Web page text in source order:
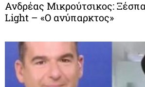
Ανδρέας Μικρούτσικος:
Light – «Ο ανύπαρκτος»